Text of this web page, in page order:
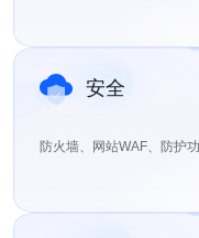
安全
防火墙、网站WAF、防护